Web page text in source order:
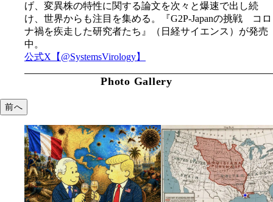
げ、変異株の特性に関する論文を次々と爆速で出し続
け、世界からも注目を集める。『G2P-Japanの挑戦 コロ
ナ禍を疾走した研究者たち』（日経サイエンス）が発売
中。
公式X【@SystemsVirology】
Photo Gallery
前へ